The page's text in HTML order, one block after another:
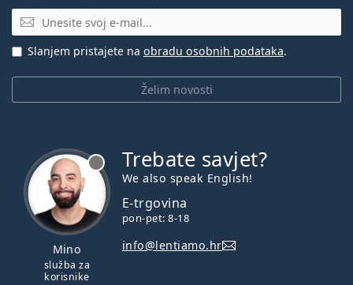
E-mail
Želim novosti
Slanjem pristajete na obradu osobnih podataka.
Mino
služba za
korisnike
Trebate savjet?
We also speak English!
E-trgovina
pon-pet: 8-18
info@lentiamo.hr